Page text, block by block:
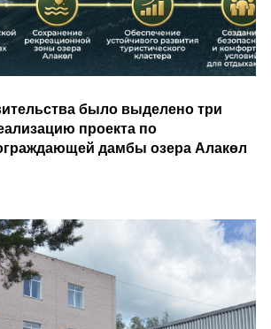
было выделено три
проекта по
дамбы озера Алакөл